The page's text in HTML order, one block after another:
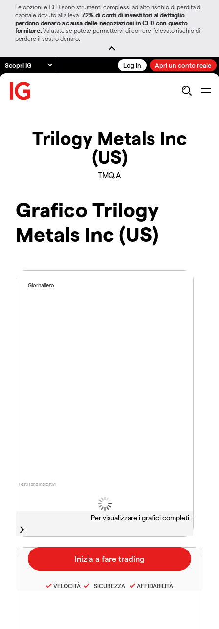
Le opzioni e CFD sono strumenti complessi ad alto rischio di perdita di
capitale dovuto alla leva. 72% di conti di investitori al dettaglio
perdono denaro a causa delle negoziazioni in CFD con questo
fornitore. Valutate se potete permettervi di correre l’elevato rischio di
perdere il vostro denaro.
Scopri IG Log in Apri un conto reale
Trilogy Metals Inc
(US)
TMQ.A
Grafico Trilogy
Metals Inc (US)
I dati sono indicativi
Giornaliero
Per visualizzare i grafici completi -
VELOCITÀ SICUREZZA AFFIDABILITÀ